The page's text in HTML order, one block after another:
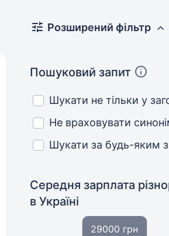
Розширений фільтр
Пошуковий запит
Шукати не тільки у
Не враховувати
Шукати за будь-яким
Середня зарплата
в Україні
29000 грн